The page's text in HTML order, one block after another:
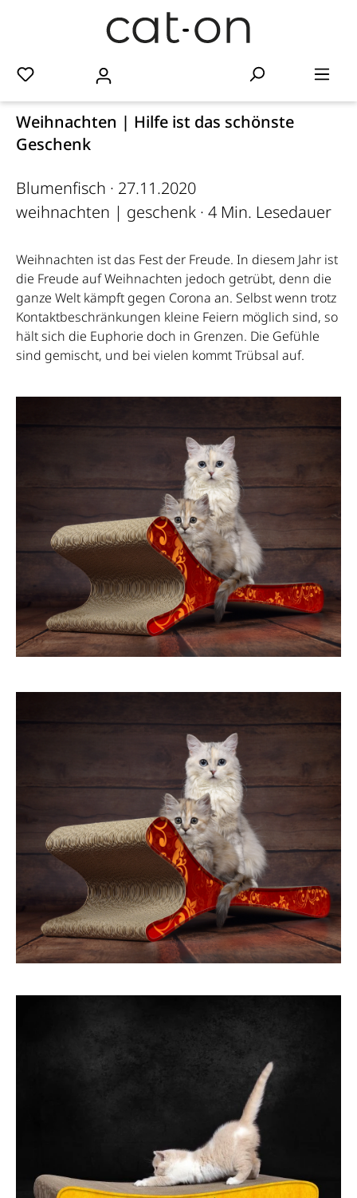
Weihnachten | Hilfe ist das schönste
Geschenk
Blumenfisch · 27.11.2020
weihnachten | geschenk · 4 Min. Lesedauer
Weihnachten ist das Fest der Freude. In diesem Jahr ist
die Freude auf Weihnachten jedoch getrübt, denn die
ganze Welt kämpft gegen Corona an. Selbst wenn trotz
Kontaktbeschränkungen kleine Feiern möglich sind, so
hält sich die Euphorie doch in Grenzen. Die Gefühle
sind gemischt, und bei vielen kommt Trübsal auf.